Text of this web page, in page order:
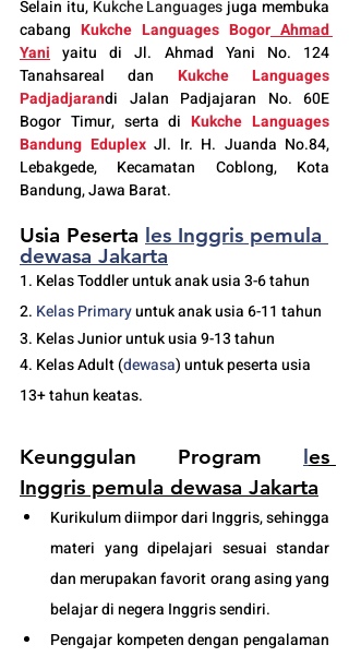
Selain itu, Kukche Languages juga membuka
cabang Kukche Languages Bogor Ahmad
Yani yaitu di Jl. Ahmad Yani No. 124
Tanahsareal dan
Kukche Languages
Padjadjarandi Jalan Padjajaran No. 60E
Bogor Timur, serta di Kukche Languages
Bandung Eduplex Jl. Ir. H. Juanda No.84,
Lebakgede, Kecamatan Coblong, Kota
Bandung, Jawa Barat.
Usia Peserta les Inggris pemula
dewasa Jakarta
1. Kelas Toddler untuk anak usia 3-6 tahun
2. Kelas Primary untuk anak usia 6-11 tahun
3. Kelas Junior untuk usia 9-13 tahun
4. Kelas Adult (dewasa) untuk peserta usia
13+ tahun keatas.
Keunggulan Program les
Inggris pemula dewasa Jakarta
Kurikulum diimpor dari Inggris, sehingga
materi yang dipelajari sesuai standar
dan merupakan favorit orang asing yang
belajar di negera Inggris sendiri.
Pengajar kompeten dengan pengalaman